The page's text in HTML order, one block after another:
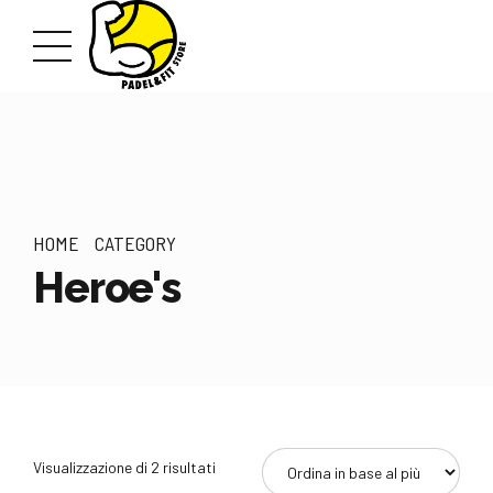
HOME CATEGORY
Heroe's
Visualizzazione di 2 risultati